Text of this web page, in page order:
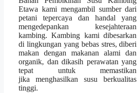
Etawa kami mengambil sumber dari
petani tepercaya dan handal yang
mengedepankan kesejahteraan
kambing. Kambing kami dibesarkan
di lingkungan yang bebas stres, diberi
makan dengan makanan alami dan
organik, dan dikasih perawatan yang
tepat untuk memastikan
jika menghasilkan susu berkualitas
tinggi.